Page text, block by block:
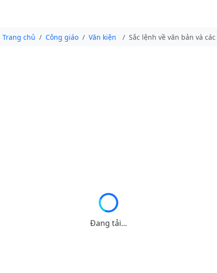
Trang chủ Công giáo Văn kiện Sắc lệnh về văn bản và
Đang tải...